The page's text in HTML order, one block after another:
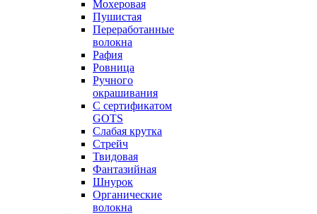
Мохеровая
Пушистая
Переработанные
волокна
Рафия
Ровница
Ручного
окрашивания
С сертификатом
GOTS
Слабая крутка
Стрейч
Твидовая
Фантазийная
Шнурок
Органические
волокна